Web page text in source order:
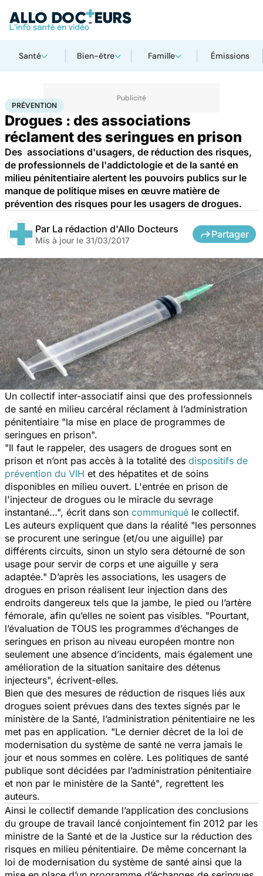
Santé Bien-être Famille Émissions
AccueilSantéMaladies Drogues et addictions
PRÉVENTION
Drogues : des associations
réclament des seringues en prison
Des associations d'usagers, de réduction des risques,
de professionnels de l'addictologie et de la santé en
milieu pénitentiaire alertent les pouvoirs publics sur le
manque de politique mises en œuvre matière de
prévention des risques pour les usagers de drogues.
Par La rédaction d'Allo Docteurs
Mis à jour le 31/03/2017
Partager
Un collectif inter-associatif ainsi que des professionnels
de santé en milieu carcéral réclament à l’administration
pénitentiaire "la mise en place de programmes de
seringues en prison".
"Il faut le rappeler, des usagers de drogues sont en
prison et n’ont pas accès à la totalité des dispositifs de
prévention du VIH et des hépatites et de soins
disponibles en milieu ouvert. L'entrée en prison de
l'injecteur de drogues ou le miracle du sevrage
instantané…", écrit dans son communiqué le collectif.
Les auteurs expliquent que dans la réalité "les personnes
se procurent une seringue (et/ou une aiguille) par
différents circuits, sinon un stylo sera détourné de son
usage pour servir de corps et une aiguille y sera
adaptée." D’après les associations, les usagers de
drogues en prison réalisent leur injection dans des
endroits dangereux tels que la jambe, le pied ou l’artère
fémorale, afin qu’elles ne soient pas visibles. "Pourtant,
l’évaluation de TOUS les programmes d’échanges de
seringues en prison au niveau européen montre non
seulement une absence d’incidents, mais également une
amélioration de la situation sanitaire des détenus
injecteurs", écrivent-elles.
Bien que des mesures de réduction de risques liés aux
drogues soient prévues dans des textes signés par le
ministère de la Santé, l’administration pénitentiaire ne les
met pas en application. "Le dernier décret de la loi de
modernisation du système de santé ne verra jamais le
jour et nous sommes en colère. Les politiques de santé
publique sont décidées par l’administration pénitentiaire
et non par le ministère de la Santé", regrettent les
auteurs.
Ainsi le collectif demande l’application des conclusions
du groupe de travail lancé conjointement fin 2012 par les
ministre de la Santé et de la Justice sur la réduction des
risques en milieu pénitentiaire. De même concernant la
loi de modernisation du système de santé ainsi que la